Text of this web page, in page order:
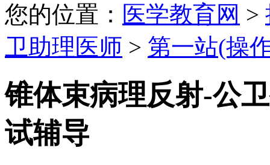
您的位置： 医学教育网 >
卫助理医师 > 第一站(操
锥体束病理反射-公
试辅导